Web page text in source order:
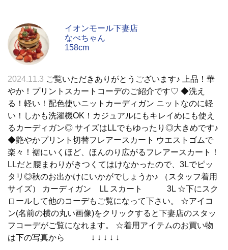
イオンモール下妻店
なべちゃん
158cm
2024.11.3 ご覧いただきありがとうございます♪ 上品！華
やか！プリントスカートコーデのご紹介です♡ ◆洗え
る！軽い！配色使いニットカーディガン ニットなのに軽
い！しかも洗濯機OK！カジュアルにもキレイめにも使え
るカーディガン◎ サイズはLLでもゆったり◎大きめです♪
◆艶やかプリント切替フレアースカート ウエストゴムで
楽々！裾にいくほど、ほんのり広がるフレアースカート！
LLだと腰まわりがきつくてはけなかったので、3Lでピッ
タリ◎秋のお出かけにいかがでしょうか♪ （スタッフ着用
サイズ） カーディガン LL スカート 3L ☆下にスク
ロールして他のコーデもご覧になって下さい。 ☆アイコ
ン(名前の横の丸い画像)をクリックすると下妻店のスタッ
フコーデがご覧になれます。 ☆着用アイテムのお買い物
は下の写真から ↓ ↓ ↓ ↓ ↓